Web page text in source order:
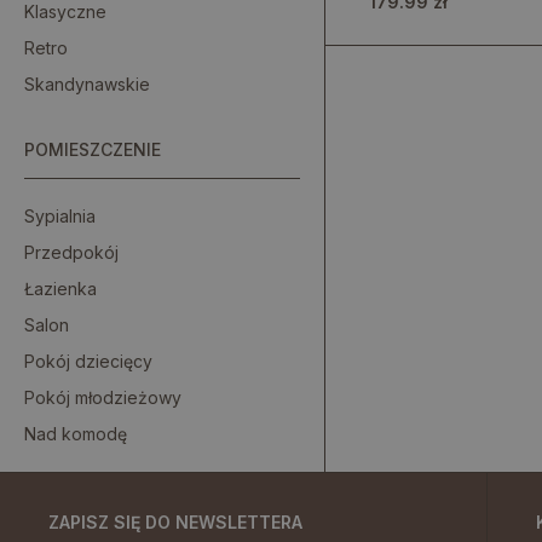
Klasyczne
Retro
Skandynawskie
POMIESZCZENIE
Sypialnia
Przedpokój
Łazienka
Salon
Pokój dziecięcy
Pokój młodzieżowy
Nad komodę
ZAPISZ SIĘ DO NEWSLETTERA